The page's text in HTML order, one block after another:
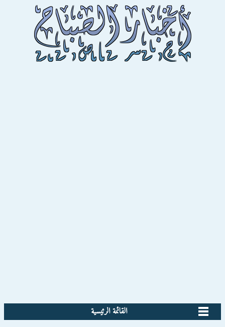
القائمة الرئيسية